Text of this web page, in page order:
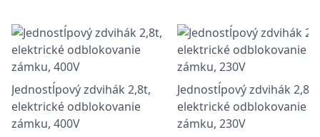
Jednostĺpový zdvihák 2,8t,
elektrické odblokovanie
zámku, 400V
Jednostĺpový zdvihák 2,8t,
elektrické odblokovanie
zámku, 230V